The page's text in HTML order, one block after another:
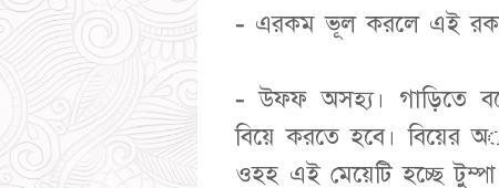
- এরকম ভূল করলে এই
- উফফ অসহ্য। গাড়িতে
বিয়ে করতে হবে। বিয়ের
ওহহ এই মেয়েটি হচ্ছে